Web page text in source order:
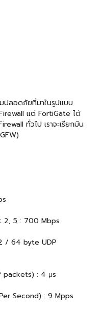
ปลอดภัยที่มาในรูปแบบ
แต่ FortiGate ได้
ทั่วไป เราจะเรียกมัน
2, 5 : 700 Mbps
/ 64 byte UDP
packets) : 4 μs
Second) : 9 Mpps